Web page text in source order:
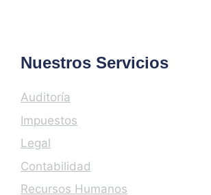
Nuestros Servicios
Auditoría
Impuestos
Legal
Contabilidad
Recursos Humanos